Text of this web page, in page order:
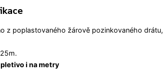
z poplastovaného žárově pozinkovaného drátu,
i na metry